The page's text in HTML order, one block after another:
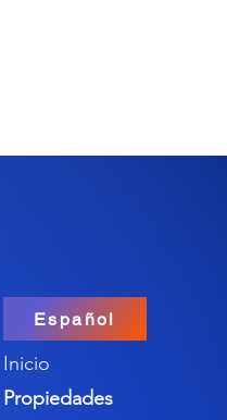
Español
Inicio
Propiedades